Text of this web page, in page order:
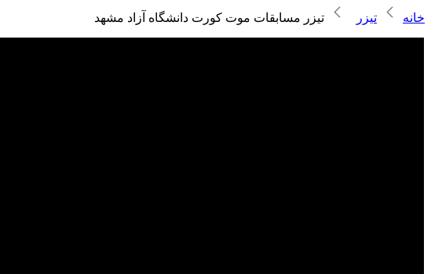
خانه تیزر تیزر مسابقات موت کورت دانشگاه آزاد مشهد